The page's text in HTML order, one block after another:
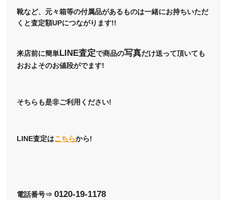
靴など、元々箱等の付属品があるものは一緒にお持ちいただ
くと査定額UPにつながります!!
来店前に簡単LINE査定で商品の写真だけ送って頂いても
おおよそのお値段がでます!
そちらも是非ご利用ください!
LINE査定はこちらから!
電話番号⇒0120-19-1178